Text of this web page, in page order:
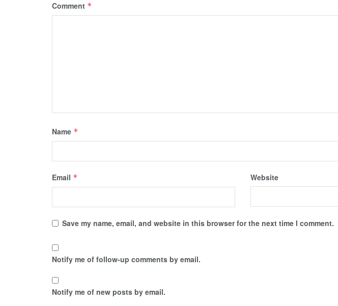
Comment *
Name *
Email * Website
Save my name, email, and website in this browser for the next time I comment.
Notify me of follow-up comments by email.
Notify me of new posts by email.